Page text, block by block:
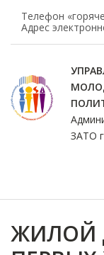
Телефон
Адрес
ЗАТО
ЖИЛОЙ